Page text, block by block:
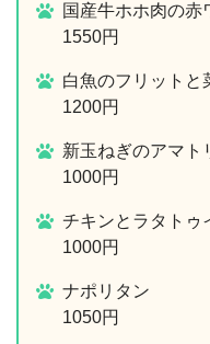
国産牛ホホ肉の
1550円
白魚のフリット
1200円
新玉ねぎの
1000円
チキンとラタト
1000円
ナ
1050円